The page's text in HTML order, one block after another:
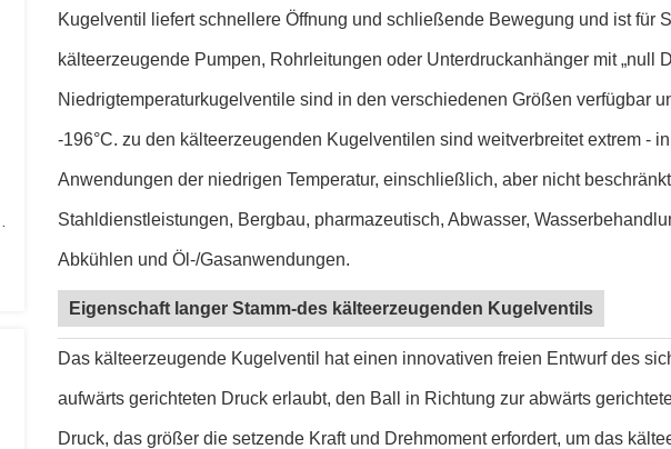
Kugelventil liefert schnellere Öffnung und schließende Bewegung und ist für
kälteerzeugende Pumpen, Rohrleitungen oder Unterdruckanhänger mit „null
Niedrigtemperaturkugelventile sind in den verschiedenen Größen verfügbar
-196°C. zu den kälteerzeugenden Kugelventilen sind weitverbreitet extrem -
Anwendungen der niedrigen Temperatur, einschließlich, aber nicht
Stahldienstleistungen, Bergbau, pharmazeutisch, Abwasser,
Abkühlen und Öl-/Gasanwendungen.
Eigenschaft langer Stamm-des kälteerzeugenden Kugelventils
Das kälteerzeugende Kugelventil hat einen innovativen freien Entwurf des
aufwärts gerichteten Druck erlaubt, den Ball in Richtung zur abwärts
Druck, das größer die setzende Kraft und Drehmoment erfordert, um das